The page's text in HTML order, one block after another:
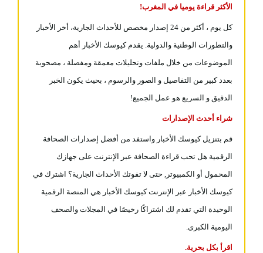
الأكثر قراءة يوميا في المغرب!
كل يوم ، أكثر من 24 إصدار مخصص للأحداث الجارية، أخر الأخبار
والتطورات الوطنية والدولية. يقدم كيوسك الأخبار أهم
الموضوعات من خلال ملفات وتحليلات معمقة ومفصلة ، مصحوبة
بعدد كبير من التفاصيل و الصور والرسوم ، بحيث يكون الخبر
الدقيق و السريع هو عمل الجميع!
شراء أحدث الإصدارات
قم بتنزيل كيوسك الأخبار واستفد من أفضل إصدارات الصحافة
الرقمية هل تحب قراءة الصحافة عبر الإنترنت على جهازك
المحمول أو الكمبيوتر, حتى لا تفوتك الأحداث الجارية؟ اشترك في
كيوسك الأخبار عبر الإنترنت كيوسك الأخبار هي المنصة الرقمية
الوحيدة التي تقدم لك اشتراكًا رخيصًا في المجلات والصحف
اليومية الكبرى.
اقرأ بكل بحرية.